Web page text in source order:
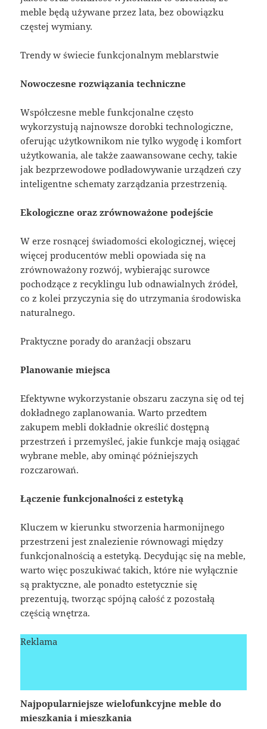
meble będą używane przez lata, bez obowiązku
częstej wymiany.
Trendy w świecie funkcjonalnym meblarstwie
Nowoczesne rozwiązania techniczne
Współczesne meble funkcjonalne często
wykorzystują najnowsze dorobki technologiczne,
oferując użytkownikom nie tylko wygodę i komfort
użytkowania, ale także zaawansowane cechy, takie
jak bezprzewodowe podładowywanie urządzeń czy
inteligentne schematy zarządzania przestrzenią.
Ekologiczne oraz zrównoważone podejście
W erze rosnącej świadomości ekologicznej, więcej
więcej producentów mebli opowiada się na
zrównoważony rozwój, wybierając surowce
pochodzące z recyklingu lub odnawialnych źródeł,
co z kolei przyczynia się do utrzymania środowiska
naturalnego.
Praktyczne porady do aranżacji obszaru
Planowanie miejsca
Efektywne wykorzystanie obszaru zaczyna się od tej
dokładnego zaplanowania. Warto przedtem
zakupem mebli dokładnie określić dostępną
przestrzeń i przemyśleć, jakie funkcje mają osiągać
wybrane meble, aby ominąć późniejszych
rozczarowań.
Łączenie funkcjonalności z estetyką
Kluczem w kierunku stworzenia harmonijnego
przestrzeni jest znalezienie równowagi między
funkcjonalnością a estetyką. Decydując się na meble,
warto więc poszukiwać takich, które nie wyłącznie
są praktyczne, ale ponadto estetycznie się
prezentują, tworząc spójną całość z pozostałą
częścią wnętrza.
Reklama
Najpopularniejsze wielofunkcyjne meble do
mieszkania i mieszkania